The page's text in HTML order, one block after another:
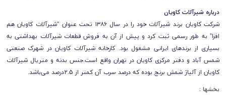
درباره شیرآلات کاویان
شرکت کاویان برند شیرآلات خود را در سال ۱۳۸۶ تحت عنوان “شیرآلات کاویان هم
افزا” به طور رسمی ثبت کرد و پیش از آن به فروش قطعات شیرآلات بهداشتی به
بسیاری از برندهای ایرانی مشغول بود. کارخانه شیرآلات کاویان در شهرک صنعتی
شمس آباد و دفتر مرکزی کاویان در تهران واقع است.جنس بدنه و متریال شیرآلات
کاویان از آلیاژ شمش برنج بوده که درصد سرب آن کمتر از 2.5درصد می‌باشد.
بخشها :